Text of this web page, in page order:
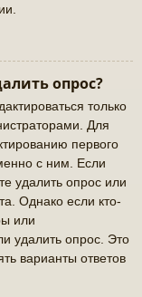
опрос?
только
Для
первого
с ним. Если
удалить опрос или
Однако если кто-
или
удалить опрос. Это
варианты ответов